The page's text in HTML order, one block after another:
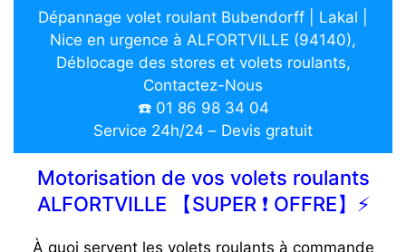
Dépannage volet roulant Bubendorff | Lakal |
Nice en urgence à ALFORTVILLE (94140),
Déblocage des stores et volets roulants,
Contactez-Nous
☎️ 01 86 98 34 04
Service 24h/24 – Devis gratuit
Motorisation de vos volets roulants
ALFORTVILLE 【SUPER ❗ OFFRE】⚡️
À quoi servent les volets roulants à commande